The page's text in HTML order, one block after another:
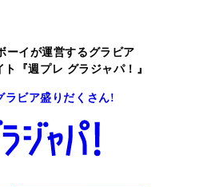
ーイが運営するグラビア
ト『週プレ グラジャパ！』
ラビア盛りだくさん!